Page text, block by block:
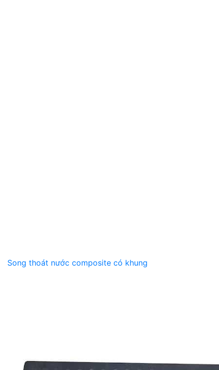
Song thoát nước composite có khung